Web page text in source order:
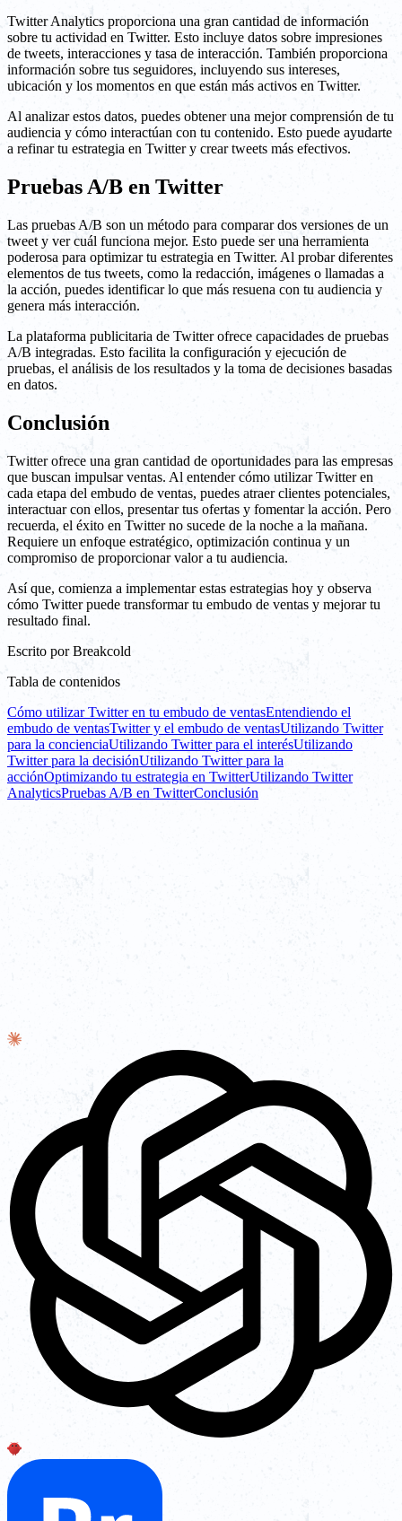
Twitter Analytics proporciona una gran cantidad de información
sobre tu actividad en Twitter. Esto incluye datos sobre impresiones
de tweets, interacciones y tasa de interacción. También proporciona
información sobre tus seguidores, incluyendo sus intereses,
ubicación y los momentos en que están más activos en Twitter.
Al analizar estos datos, puedes obtener una mejor comprensión de tu
audiencia y cómo interactúan con tu contenido. Esto puede ayudarte
a refinar tu estrategia en Twitter y crear tweets más efectivos.
Pruebas A/B en Twitter
Las pruebas A/B son un método para comparar dos versiones de un
tweet y ver cuál funciona mejor. Esto puede ser una herramienta
poderosa para optimizar tu estrategia en Twitter. Al probar diferentes
elementos de tus tweets, como la redacción, imágenes o llamadas a
la acción, puedes identificar lo que más resuena con tu audiencia y
genera más interacción.
La plataforma publicitaria de Twitter ofrece capacidades de pruebas
A/B integradas. Esto facilita la configuración y ejecución de
pruebas, el análisis de los resultados y la toma de decisiones basadas
en datos.
Conclusión
Twitter ofrece una gran cantidad de oportunidades para las empresas
que buscan impulsar ventas. Al entender cómo utilizar Twitter en
cada etapa del embudo de ventas, puedes atraer clientes potenciales,
interactuar con ellos, presentar tus ofertas y fomentar la acción. Pero
recuerda, el éxito en Twitter no sucede de la noche a la mañana.
Requiere un enfoque estratégico, optimización continua y un
compromiso de proporcionar valor a tu audiencia.
Así que, comienza a implementar estas estrategias hoy y observa
cómo Twitter puede transformar tu embudo de ventas y mejorar tu
resultado final.
Escrito por Breakcold
Tabla de contenidos
Cómo utilizar Twitter en tu embudo de ventasEntendiendo el
embudo de ventasTwitter y el embudo de ventasUtilizando Twitter
para la concienciaUtilizando Twitter para el interésUtilizando
Twitter para la decisiónUtilizando Twitter para la
acciónOptimizando tu estrategia en TwitterUtilizando Twitter
AnalyticsPruebas A/B en TwitterConclusión